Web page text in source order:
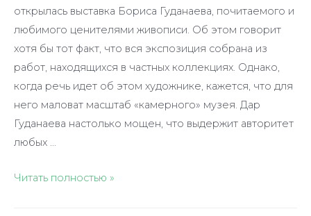
открылась выставка Бориса Гуданаева, почитаемого и
любимого ценителями живописи. Об этом говорит
хотя бы тот факт, что вся экспозиция собрана из
работ, находящихся в частных коллекциях. Однако,
когда речь идет об этом художнике, кажется, что для
него маловат масштаб «камерного» музея. Дар
Гуданаева настолько мощен, что выдержит авторитет
любых …
Борису
Читать полностью »